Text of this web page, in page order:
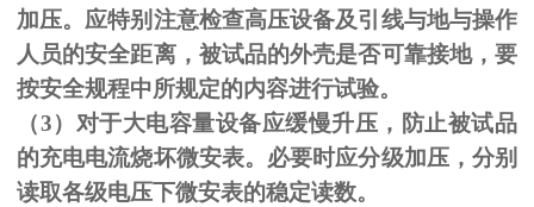
加压。应特别注意检查高压设备及引线与地与操作
人员的安全距离，被试品的外壳是否可靠接地，要
按安全规程中所规定的内容进行试验。
（3）对于大电容量设备应缓慢升压，防止被试品
的充电电流烧坏微安表。必要时应分级加压，分别
读取各级电压下微安表的稳定读数。